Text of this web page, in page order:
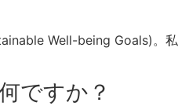
Well-being Goals)。
ですか？